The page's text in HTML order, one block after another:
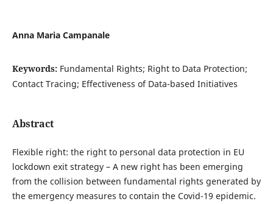
Anna Maria Campanale
Keywords: Fundamental Rights; Right to Data Protection;
Contact Tracing; Effectiveness of Data-based Initiatives
Abstract
Flexible right: the right to personal data protection in EU
lockdown exit strategy – A new right has been emerging
from the collision between fundamental rights generated by
the emergency measures to contain the Covid-19 epidemic.